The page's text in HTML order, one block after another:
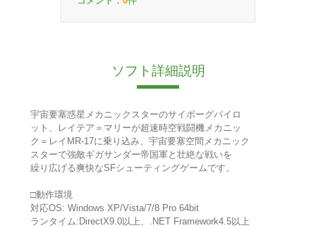
ソフト詳細説明
宇宙要塞惑星メカニックスターのサイボーグパイロ
ット、レイテア＝マリーが超速時空戦闘機メカニッ
ク＝レイMR-17に乗り込み、宇宙要塞空間メカニック
スターで強敵ギガサンダー帝国軍と壮絶な戦いを
繰り広げる爽快なSFシューティングゲームです。
□動作環境
対応OS: Windows XP/Vista/7/8 Pro 64bit
ランタイム:DirectX9.0以上、.NET Framework4.5以上